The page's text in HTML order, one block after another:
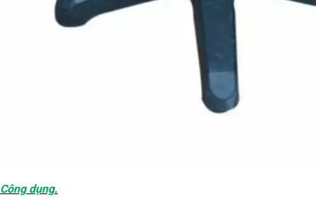
Công dụng.